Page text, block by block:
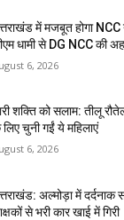
में मजबूत होगा NCC
धामी से DG NCC की
6, 2026
शक्ति को सलाम: तीलू
चुनी गईं ये महिलाएं
6, 2026
अल्मोड़ा में दर्दनाक
से भरी कार खाई में गिरी